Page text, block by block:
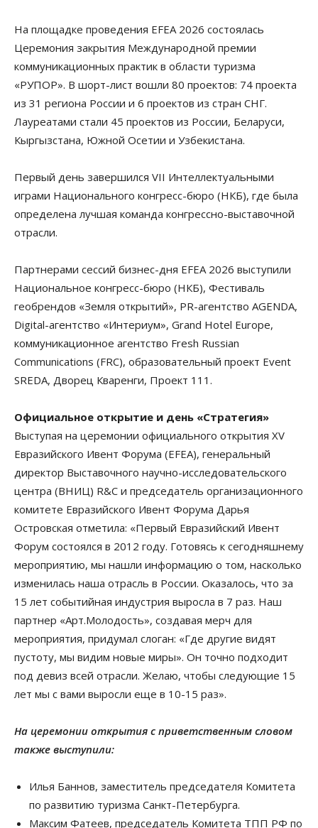
На площадке проведения EFEA 2026 состоялась
Церемония закрытия Международной премии
коммуникационных практик в области туризма
«РУПОР». В шорт-лист вошли 80 проектов: 74 проекта
из 31 региона России и 6 проектов из стран СНГ.
Лауреатами стали 45 проектов из России, Беларуси,
Кыргызстана, Южной Осетии и Узбекистана.
Первый день завершился VII Интеллектуальными
играми Национального конгресс-бюро (НКБ), где была
определена лучшая команда конгрессно-выставочной
отрасли.
Партнерами сессий бизнес-дня EFEA 2026 выступили
Национальное конгресс-бюро (НКБ), Фестиваль
геобрендов «Земля открытий», PR-агентство AGENDA,
Digital-агентство «Интериум», Grand Hotel Europe,
коммуникационное агентство Fresh Russian
Communications (FRC), образовательный проект Event
SREDA, Дворец Кваренги, Проект 111.
Официальное открытие и день «Стратегия»
Выступая на церемонии официального открытия XV
Евразийского Ивент Форума (EFEA), генеральный
директор Выставочного научно-исследовательского
центра (ВНИЦ) R&C и председатель организационного
комитете Евразийского Ивент Форума Дарья
Островская отметила: «Первый Евразийский Ивент
Форум состоялся в 2012 году. Готовясь к сегодняшнему
мероприятию, мы нашли информацию о том, насколько
изменилась наша отрасль в России. Оказалось, что за
15 лет событийная индустрия выросла в 7 раз. Наш
партнер «Арт.Молодость», создавая мерч для
мероприятия, придумал слоган: «Где другие видят
пустоту, мы видим новые миры». Он точно подходит
под девиз всей отрасли. Желаю, чтобы следующие 15
лет мы с вами выросли еще в 10-15 раз».
На церемонии открытия с приветственным словом
также выступили:
Илья Баннов, заместитель председателя Комитета
по развитию туризма Санкт-Петербурга.
Максим Фатеев, председатель Комитета ТПП РФ по